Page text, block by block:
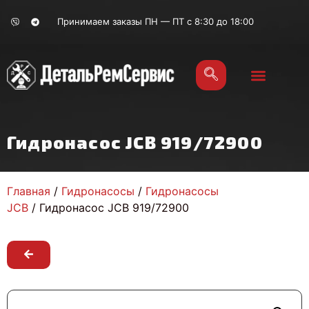
Принимаем заказы ПН — ПТ с 8:30 до 18:00
Гидронасос JCB 919/72900
Главная / Гидронасосы / Гидронасосы
JCB / Гидронасос JCB 919/72900